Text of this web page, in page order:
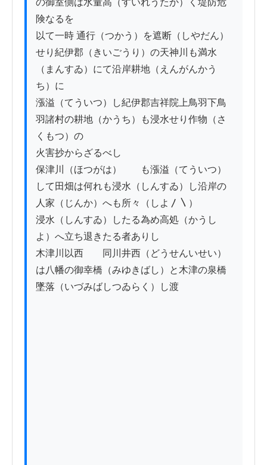
の御室側は水量高（すいれうたか）く堤防危
険なるを
以て一時 通行（つかう）を遮断（しやだん）
せり紀伊郡（きいごうり）の天神川も満水
（まんすゐ）にて沿岸耕地（えんがんかう
ち）に
漲溢（てういつ）し紀伊郡吉祥院上鳥羽下鳥
羽諸村の耕地（かうち）も浸水せり作物（さ
くもつ）の
火害抄からざるべし
保津川（ほつがは）　　も漲溢（てういつ）
して田畑は何れも浸水（しんすゐ）し沿岸の
人家（じんか）へも所々（しよ〳〵）
浸水（しんすゐ）したる為め高処（かうし
よ）へ立ち退きたる者ありし
木津川以西　　同川井西（どうせんいせい）
は八幡の御幸橋（みゆきばし）と木津の泉橋
墜落（いづみばしつゐらく）し渡